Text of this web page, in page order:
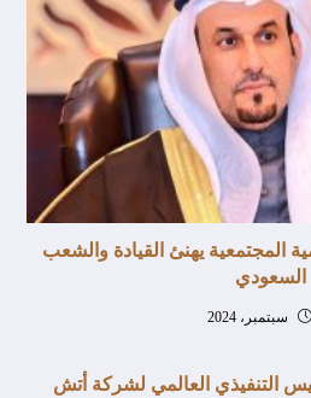
المجتمعية يهنئ القيادة والشعب
السعودي
التنفيذي العالمي لشركة أتش